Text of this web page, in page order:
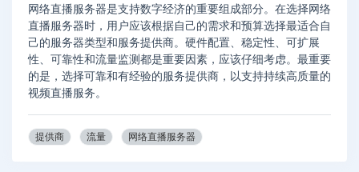
网络直播服务器是支持数字经济的重要组成部分。在选择网络
直播服务器时，用户应该根据自己的需求和预算选择最适合自
己的服务器类型和服务提供商。硬件配置、稳定性、可扩展
性、可靠性和流量监测都是重要因素，应该仔细考虑。最重要
的是，选择可靠和有经验的服务提供商，以支持持续高质量的
视频直播服务。
提供商 流量 网络直播服务器